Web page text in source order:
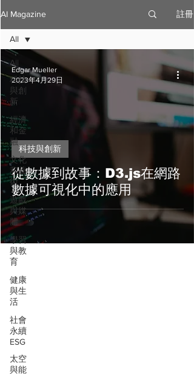
AI Magazine 註冊
All
科技
與創
新
經濟
和金
融
文化
和藝
術
遊戲
與媒
體
學習
與教
育
健康
與生
活
社會
永續
ESG
太空
與能
All
從數據到故事：D3.js在網路
數據可視化中的應用
科技與創新
Edgar Mueller
2023年4月29日